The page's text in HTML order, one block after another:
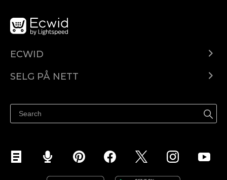
ECWID
Pris
SELG PÅ NETT
Selg på Facebook
Selg på Instagram